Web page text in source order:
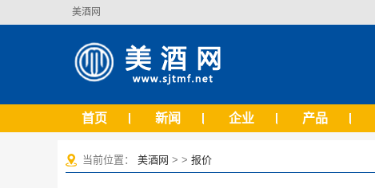
美酒网
首页 新闻 企业 产品
当前位置： 美酒网 > > 报价